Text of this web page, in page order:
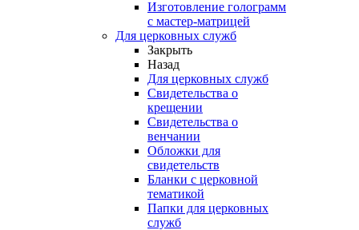
Изготовление голограмм
с мастер-матрицей
Для церковных служб
Закрыть
Назад
Для церковных служб
Свидетельства о
крещении
Свидетельства о
венчании
Обложки для
свидетельств
Бланки с церковной
тематикой
Папки для церковных
служб